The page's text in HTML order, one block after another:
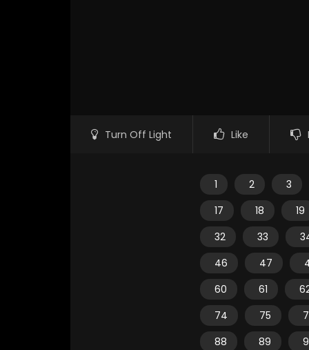
Turn Off Light Like
1 2
3
17
18
19
32
33
46
47
60
61
74
75
88
89